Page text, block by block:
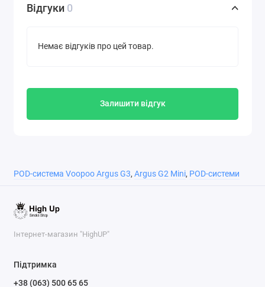
регулювання потоку повітря. Можна налаштувати
Потужність: Діапазон вихідної потужності
заправки. У комплекті зазвичай йдуть версії з
ARGUS Pod — включаючи офіційні картриджі, а
також порожні Pod-модулі для установки змінних
Технічні характеристики
Відгуки 0
Немає відгуків про цей товар.
Залишити відгук
POD-система Voopoo Argus G3, Argus G2 Mini, POD-системи
Інтернет-магазин "HighUP"
Підтримка
+38 (063) 500 65 65